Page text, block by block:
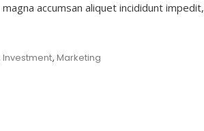
accumsan aliquet incididunt impedit,
Investment, Marketing